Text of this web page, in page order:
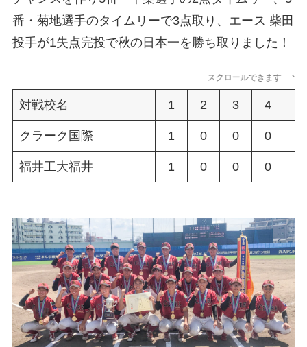
番・菊地選手のタイムリーで3点取り、エース 柴田
投手が1失点完投で秋の日本一を勝ち取りました！
スクロールできます
対戦校名 1 2 3 4
クラーク国際 1 0 0 0
福井工大福井 1 0 0 0